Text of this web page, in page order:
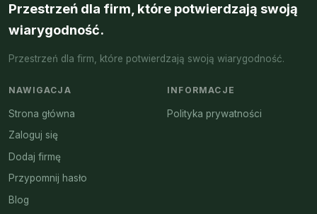
Przestrzeń dla firm, które potwierdzają swoją
wiarygodność.
Przestrzeń dla firm, które potwierdzają swoją wiarygodność.
NAWIGACJA
Strona główna
Zaloguj się
Dodaj firmę
Przypomnij hasło
Blog
INFORMACJE
Polityka prywatności